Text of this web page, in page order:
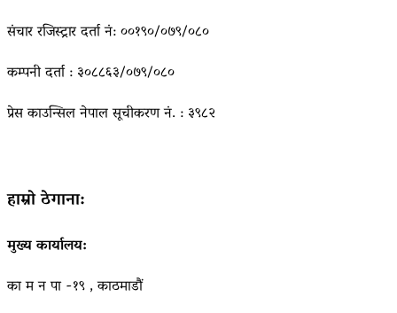
संचार रजिस्ट्रार दर्ता नं: ००१९०/०७९/०८०
कम्पनी दर्ता : ३०८८६३/०७९/०८०
प्रेस काउन्सिल नेपाल सूचीकरण नं. : ३९८२
हाम्रो ठेगाना:
मुख्य कार्यालय:
का म न पा -१९ , काठमाडौं